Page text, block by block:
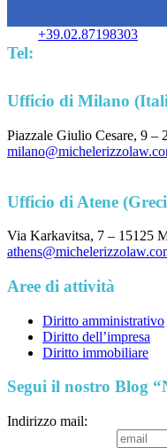
Tel:
+39.02.87198303
Ufficio di Milano
Piazzale Giulio Cesare, 9 –
Ufficio di Atene
Via Karkavitsa, 7 – 15125
Aree di attività
Diritto amministrativo
Diritto dell’impresa
Diritto immobiliare
Segui il nostro Blog
Indirizzo mail: